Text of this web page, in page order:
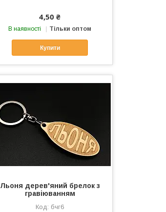
4,50 ₴
В наявності Тільки оптом
Купити
Льоня дерев'яний брелок з
гравіюванням
бчг6